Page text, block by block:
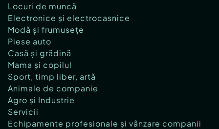
Locuri de muncă
Electronice și electrocasnice
Modă și frumusețe
Piese auto
Casă și grădină
Mama și copilul
Sport, timp liber, artă
Animale de companie
Agro și Industrie
Servicii
Echipamente profesionale și vânzare companii